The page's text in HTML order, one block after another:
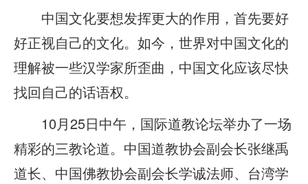
中国文化要想发挥更大的作用，首先要好
好正视自己的文化。如今，世界对中国文化的
理解被一些汉学家所歪曲，中国文化应该尽快
找回自己的话语权。
10月25日中午，国际道教论坛举办了一场
精彩的三教论道。中国道教协会副会长张继禹
道长、中国佛教协会副会长学诚法师、台湾学